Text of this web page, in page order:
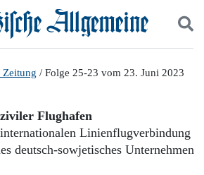
Politik
Panorama
Gesellschaft
Leben
Zeitung / Folge 25-23 vom 23. Juni 2023
Flughafen
Linienflugverbindung
deutsch-sowjetisches Unternehmen